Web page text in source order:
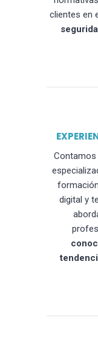
clientes en
Contamos
digital y